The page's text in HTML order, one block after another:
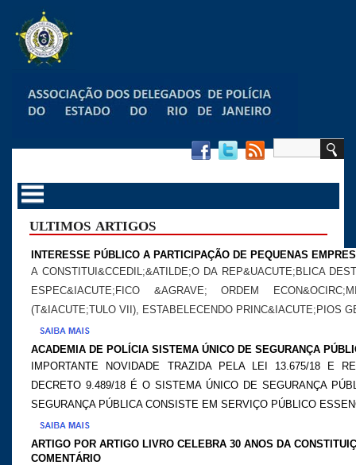
ULTIMOS ARTIGOS
INTERESSE PÚBLICO A PARTICIPAÇÃO DE PEQUENAS
A CONSTITUI&CCEDIL;&ATILDE;O DA REP&UACUTE;BLICA
ESPEC&IACUTE;FICO &AGRAVE; ORDEM
(T&IACUTE;TULO VII), ESTABELECENDO PRINC&IACUTE;PIOS
ACADEMIA DE POLÍCIA SISTEMA ÚNICO DE SEGURANÇA
IMPORTANTE NOVIDADE TRAZIDA PELA LEI 13.675/18 E
DECRETO 9.489/18 É O SISTEMA ÚNICO DE SEGURANÇA
SEGURANÇA PÚBLICA CONSISTE EM SERVIÇO PÚBLICO
ARTIGO POR ARTIGO LIVRO CELEBRA 30 ANOS DA
COMENTÁRIO